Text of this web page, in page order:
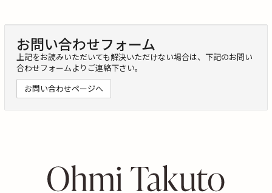
お問い合わせフォーム
上記をお読みいただいても解決いただけない場合は、下記のお問い
合わせフォームよりご連絡下さい。
お問い合わせページへ